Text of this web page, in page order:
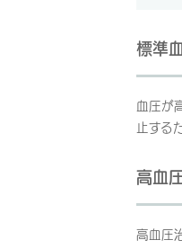
標準
血圧が
止する
高血
高血圧